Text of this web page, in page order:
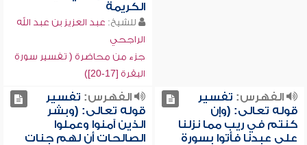
الكريمة
للشيخ: عبد العزيز بن عبد الله
الراجحي
جزء من محاضرة ( تفسير سورة
البقرة [17-20])
الفهرس: تفسير
قوله تعالى: (وإن
كنتم في ريب مما نزلنا
على عبدنا فأتوا بسورة
الفهرس: تفسير
قوله تعالى: (وبشر
الذين آمنوا وعملوا
الصالحات أن لهم جنات